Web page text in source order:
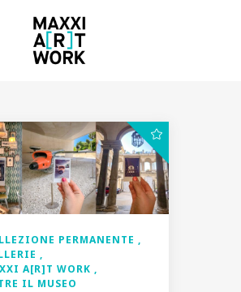
PERMANENTE
A[R]T WORK
IL MUSEO